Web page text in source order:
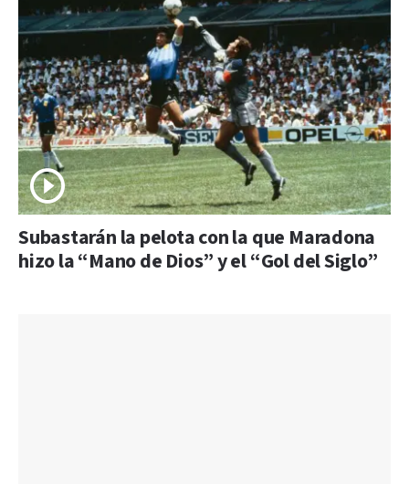
Subastarán la pelota con la que Maradona
hizo la “Mano de Dios” y el “Gol del Siglo”